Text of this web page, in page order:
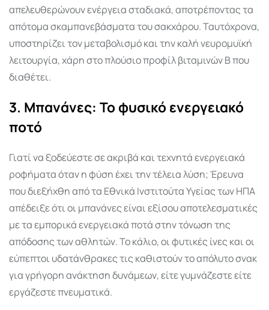
απελευθερώνουν ενέργεια σταδιακά, αποτρέποντας τα
απότομα σκαμπανεβάσματα του σακχάρου. Ταυτόχρονα,
υποστηρίζει τον μεταβολισμό και την καλή νευρομυϊκή
λειτουργία, χάρη στο πλούσιο προφίλ βιταμινών Β που
διαθέτει.
3. Μπανάνες: Το φυσικό ενεργειακό
ποτό
Γιατί να ξοδεύεστε σε ακριβά και τεχνητά ενεργειακά
ροφήματα όταν η φύση έχει την τέλεια λύση; Έρευνα
που διεξήχθη από τα Εθνικά Ινστιτούτα Υγείας των ΗΠΑ
απέδειξε ότι οι μπανάνες είναι εξίσου αποτελεσματικές
με τα εμπορικά ενεργειακά ποτά στην τόνωση της
απόδοσης των αθλητών. Το κάλιο, οι φυτικές ίνες και οι
εύπεπτοι υδατάνθρακες τις καθιστούν το απόλυτο σνακ
για γρήγορη ανάκτηση δυνάμεων, είτε γυμνάζεστε είτε
εργάζεστε πνευματικά.